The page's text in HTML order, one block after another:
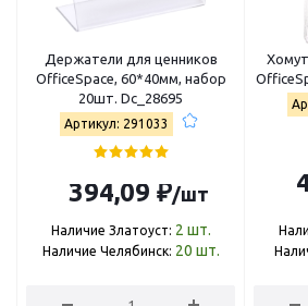
Держатели для ценников
OfficeSpace, 60*40мм, набор
20шт. Dc_28695
Артикул: 291033
394,09 ₽/шт
Наличие Златоуст: 2 шт.
Наличие Челябинск: 20 шт.